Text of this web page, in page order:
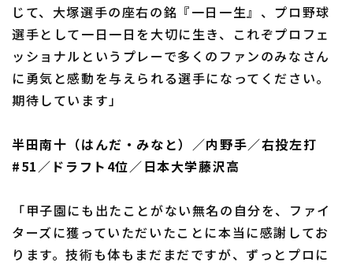
じて、大塚選手の座右の銘『一日一生』、プロ野球
選手として一日一日を大切に生き、これぞプロフェ
ッショナルというプレーで多くのファンのみなさん
に勇気と感動を与えられる選手になってください。
期待しています」
半田南十（はんだ・みなと）／内野手／右投左打
#51／ドラフト4位／日本大学藤沢高
「甲子園にも出たことがない無名の自分を、ファイ
ターズに獲っていただいたことに本当に感謝してお
ります。技術も体もまだまだですが、ずっとプロに